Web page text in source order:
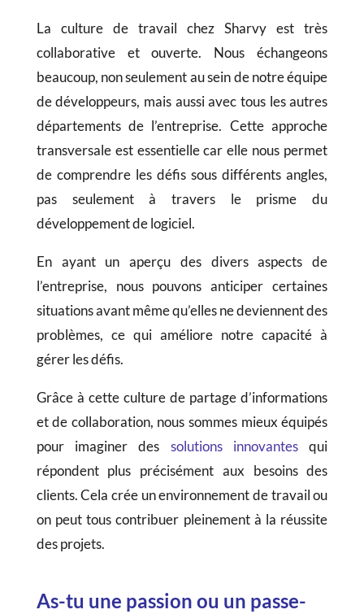
La culture de travail chez Sharvy est très
collaborative et ouverte. Nous échangeons
beaucoup, non seulement au sein de notre équipe
de développeurs, mais aussi avec tous les autres
départements de l’entreprise. Cette approche
transversale est essentielle car elle nous permet
de comprendre les défis sous différents angles,
pas seulement à travers le prisme du
développement de logiciel.
En ayant un aperçu des divers aspects de
l’entreprise, nous pouvons anticiper certaines
situations avant même qu’elles ne deviennent des
problèmes, ce qui améliore notre capacité à
gérer les défis.
Grâce à cette culture de partage d’informations
et de collaboration, nous sommes mieux équipés
pour imaginer des solutions innovantesqui
répondent plus précisément aux besoins des
clients. Cela crée un environnement de travail ou
on peut tous contribuer pleinement à la réussite
des projets.
As-tu une passion ou un passe-